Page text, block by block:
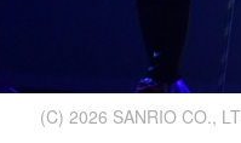
(C) 2026 SANRIO CO.,